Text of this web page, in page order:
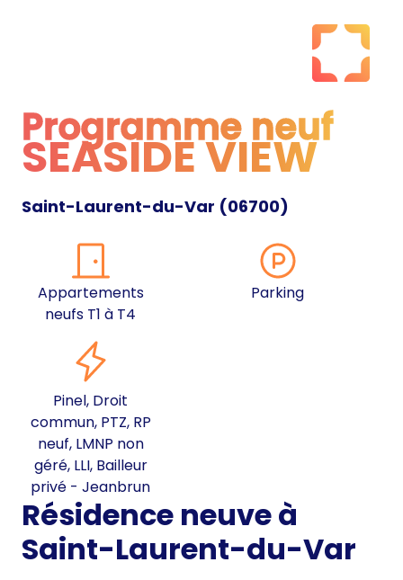
Programme neuf
Programme neuf
SEASIDE VIEW
Saint-Laurent-du-Var (06700)
Appartements
neufs T1 à T4
Parking
Pinel, Droit
commun, PTZ, RP
neuf, LMNP non
géré, LLI, Bailleur
privé - Jeanbrun
Résidence neuve à
Saint-Laurent-du-Var